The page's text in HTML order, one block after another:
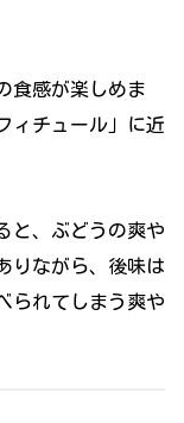
食感が楽しめま
ィチュール」に近
と、ぶどうの爽や
りながら、後味は
られてしまう爽や